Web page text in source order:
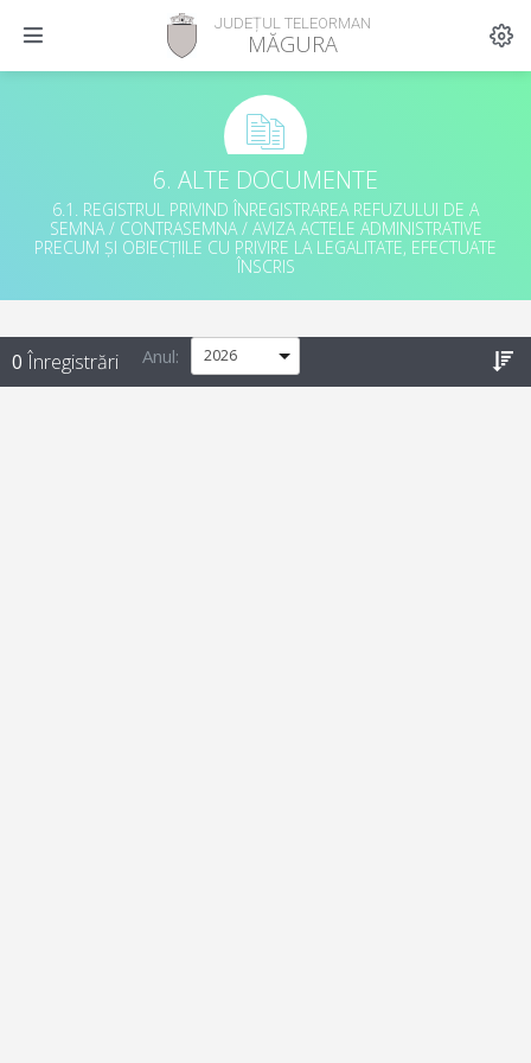
JUDEȚUL TELEORMAN
MĂGURA
6. ALTE DOCUMENTE
6.1. REGISTRUL PRIVIND ÎNREGISTRAREA REFUZULUI DE A
SEMNA / CONTRASEMNA / AVIZA ACTELE ADMINISTRATIVE
PRECUM ȘI OBIECȚIILE CU PRIVIRE LA LEGALITATE, EFECTUATE
ÎNSCRIS
0 Înregistrări Anul: